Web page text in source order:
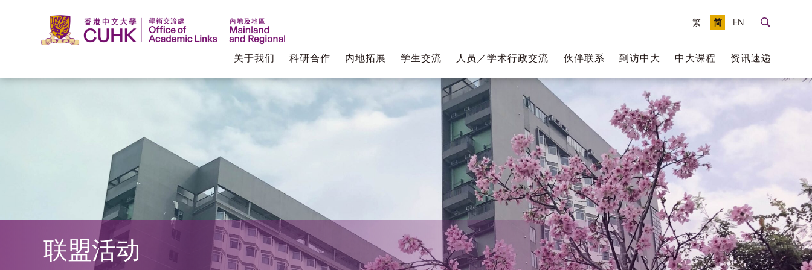
EN
繁 简
关于我们 科研合作 内地拓展 学生交流 人员／学术行政交流 伙伴联系 到访中大 中大课程 资讯速递
香
学
联盟活动